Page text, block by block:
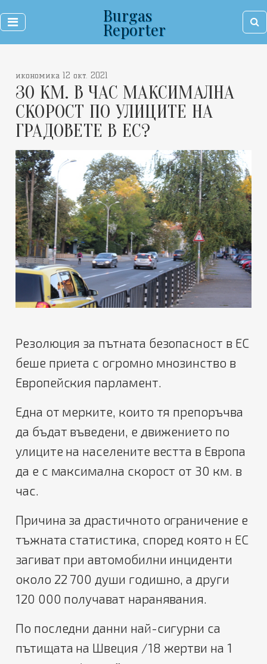
Burgas
Reporter
икономика 12 окт. 2021
30 КМ. В ЧАС МАКСИМАЛНА
СКОРОСТ ПО УЛИЦИТЕ НА
ГРАДОВЕТЕ В ЕС?
Резолюция за пътната безопасност в ЕС
беше приета с огромно мнозинство в
Европейския парламент.
Една от мерките, които тя препоръчва
да бъдат въведени, е движението по
улиците на населените вестта в Европа
да е с максимална скорост от 30 км. в
час.
Причина за драстичното ограничение е
тъжната статистика, според която н ЕС
загиват при автомобилни инциденти
около 22 700 души годишно, а други
120 000 получават наранявания.
По последни данни най-сигурни са
пътищата на Швеция /18 жертви на 1